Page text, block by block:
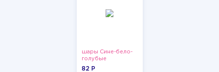
шары Сине-бело-
голубые
пастельные
82 P